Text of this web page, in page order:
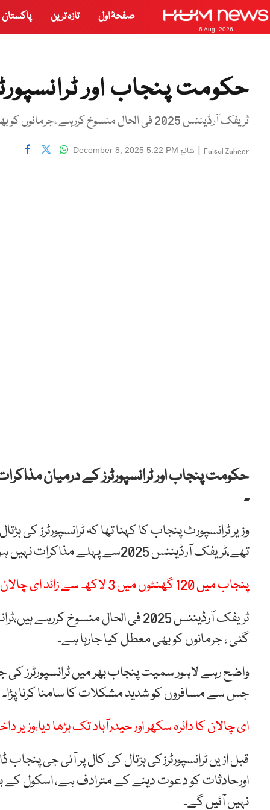
6 Aug, 2026
صفحۂ اول تازہ ترین پاکستان
حکومت پنجاب اور
ٹریفک آرڈیننس 2025 فی الحال منسوخ کررہے ،جرمانوں کو بھی معطل کیا جارہا ہے،وزیر ٹرانسپورٹ پنجاب
Faisal Zaheer
| شائع December 8, 2025 5:22 PM
حکومت پنجاب اور ٹرانسپورٹرز کے درمیان
۔
تھے،ٹریفک آرڈیننس 2025سے پہلے مذاکرات نہیں ہوئے۔
پنجاب میں 120 گھنٹوں میں 3 لاکھ سے زائد ای چالان، 35 کروڑ روپے کے جرمانے
ٹریفک آرڈیننس 2025 فی الحال
گئی ، جرمانوں کو بھی معطل کیا جارہا ہے۔
واضح رہے لاہور سمیت پنجاب بھر میں ٹرانسپورٹرز
جس سے مسافروں کو شدید مشکلات کا سامنا کرنا پڑا۔
ای چالان کا دائرہ سکھر اور حیدرآباد تک بڑھا دیا،وزیر
قبل ازیں ٹرانسپورٹرزکی ہڑتال کی کال پر آئی جی
اورحادثات کو دعوت دینے کے مترادف ہے، اسکول
نہیں آئیں گے۔